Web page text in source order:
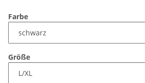
Farbe
Größe